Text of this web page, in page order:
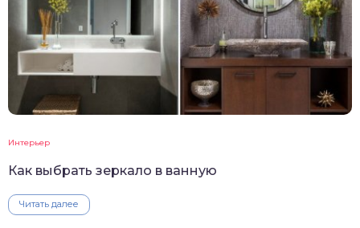
Интерьер
Как выбрать зеркало в ванную
Читать далее